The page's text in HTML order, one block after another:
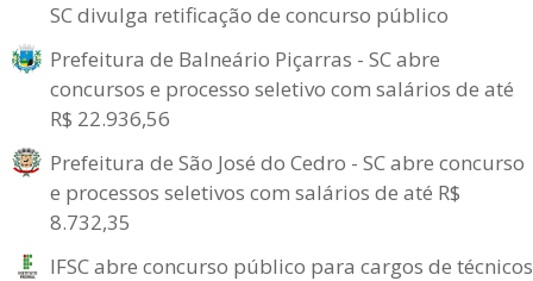
SC divulga retificação de concurso público
Prefeitura de Balneário Piçarras - SC abre
concursos e processo seletivo com salários de até
R$ 22.936,56
Prefeitura de São José do Cedro - SC abre concurso
e processos seletivos com salários de até R$
8.732,35
IFSC abre concurso público para cargos de técnicos